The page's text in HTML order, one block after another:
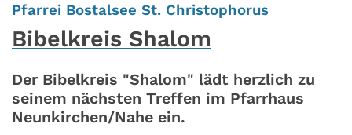
Pfarrei Bostalsee St. Christophorus:
Bibelkreis Shalom
Der Bibelkreis "Shalom" lädt herzlich zu
seinem nächsten Treffen im Pfarrhaus
Neunkirchen/Nahe ein.